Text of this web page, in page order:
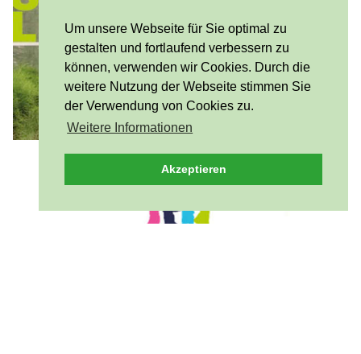
Um unsere Webseite für Sie optimal zu
gestalten und fortlaufend verbessern zu
können, verwenden wir Cookies. Durch die
weitere Nutzung der Webseite stimmen Sie
der Verwendung von Cookies zu.
Weitere Informationen
Akzeptieren